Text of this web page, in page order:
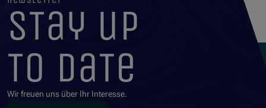
stay up
to date
Wir freuen uns über Ihr Interesse.